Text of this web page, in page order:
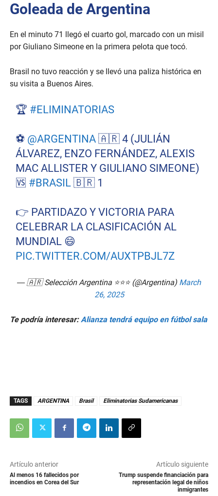
Goleada de Argentina
En el minuto 71 llegó el cuarto gol, marcado con un misil
por Giuliano Simeone en la primera pelota que tocó.
Brasil no tuvo reacción y se llevó una paliza histórica en
su visita a Buenos Aires.
🏆 #ELIMINATORIAS
⚽ @ARGENTINA 🇦🇷 4 (JULIÁN
ÁLVAREZ, ENZO FERNÁNDEZ, ALEXIS
MAC ALLISTER Y GIULIANO SIMEONE)
🆚 #BRASIL 🇧🇷 1
👉 PARTIDAZO Y VICTORIA PARA
CELEBRAR LA CLASIFICACIÓN AL
MUNDIAL 😄
PIC.TWITTER.COM/AUXTPBJL7Z
— 🇦🇷 Selección Argentina ⭐⭐⭐ (@Argentina) March
26, 2025
Te podría interesar:Alianza tendrá equipo en fútbol sala
TAGS ARGENTINA Brasil Eliminatorias Sudamericanas
Artículo anterior
Al menos 16 fallecidos por
incendios en Corea del Sur
Artículo siguiente
Trump suspende financiación para
representación legal de niños
inmigrantes